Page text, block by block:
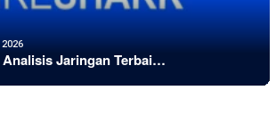
2026
Jaringan Terbai…